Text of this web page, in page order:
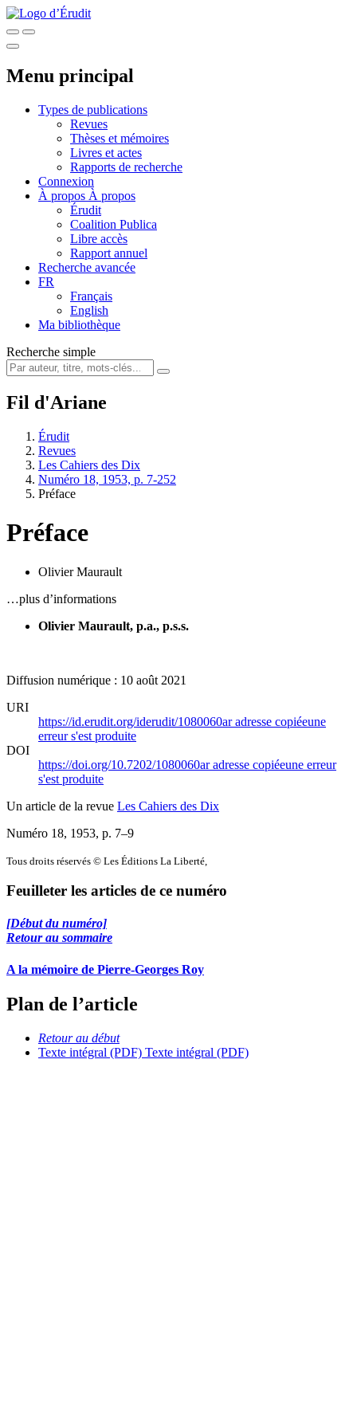
Menu principal
Types de publications
Revues
Thèses et mémoires
Livres et actes
Rapports de recherche
Connexion
À propos À propos
Érudit
Coalition Publica
Libre accès
Rapport annuel
Recherche avancée
FR
Français
English
Ma bibliothèque
Recherche simple
Fil d'Ariane
Érudit
Revues
Les Cahiers des Dix
Numéro 18, 1953, p. 7-252
Préface
Préface
Olivier Maurault
…plus d’informations
Olivier Maurault, p.a., p.s.s.
Diffusion numérique : 10 août 2021
URI
https://id.erudit.org/iderudit/1080060aradresse copiéeune
erreur s'est produite
DOI
https://doi.org/10.7202/1080060aradresse copiéeune erreur
s'est produite
Un article de la revue Les Cahiers des Dix
Numéro 18, 1953, p. 7–9
Tous droits réservés © Les Éditions La Liberté,
Feuilleter les articles de ce numéro
[Début du numéro]
Retour au sommaire
A la mémoire de Pierre-Georges Roy
Plan de l’article
Retour au début
Texte intégral (PDF) Texte intégral (PDF)